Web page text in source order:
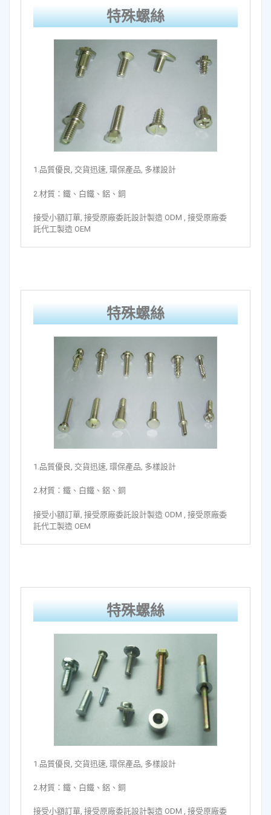
特殊螺絲
1.品質優良, 交貨迅速, 環保產品, 多樣設計
2.材質：鐵、白鐵、鋁、銅
接受小額訂單, 接受原廠委託設計製造 ODM , 接受原廠委
託代工製造 OEM
特殊螺絲
1.品質優良, 交貨迅速, 環保產品, 多樣設計
2.材質：鐵、白鐵、鋁、銅
接受小額訂單, 接受原廠委託設計製造 ODM , 接受原廠委
託代工製造 OEM
特殊螺絲
1.品質優良, 交貨迅速, 環保產品, 多樣設計
2.材質：鐵、白鐵、鋁、銅
接受小額訂單, 接受原廠委託設計製造 ODM , 接受原廠委